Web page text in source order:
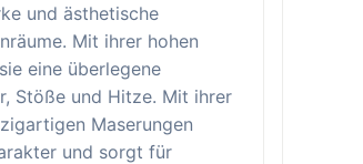
und ästhetische
Mit ihrer hohen
eine überlegene
Stöße und Hitze. Mit ihrer
Maserungen
und sorgt für